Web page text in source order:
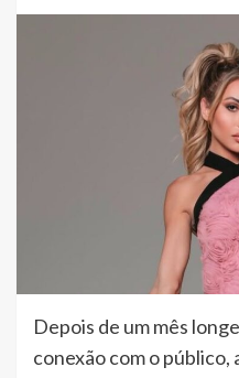
Depois de um mês
conexão com o